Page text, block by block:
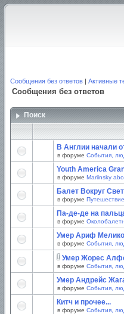
Сообщения без ответов | Активные
Сообщения без ответов
Поиск
В Англии начали
в форуме События,
Youth America
в форуме Mariinsky
Балет Вокруг
в форуме
Па-де-де на
в форуме
Умер Ариф
в форуме События,
Умер Жорес
в форуме События,
Умер Андрейс
в форуме События,
Китч и прочее...
в форуме События,